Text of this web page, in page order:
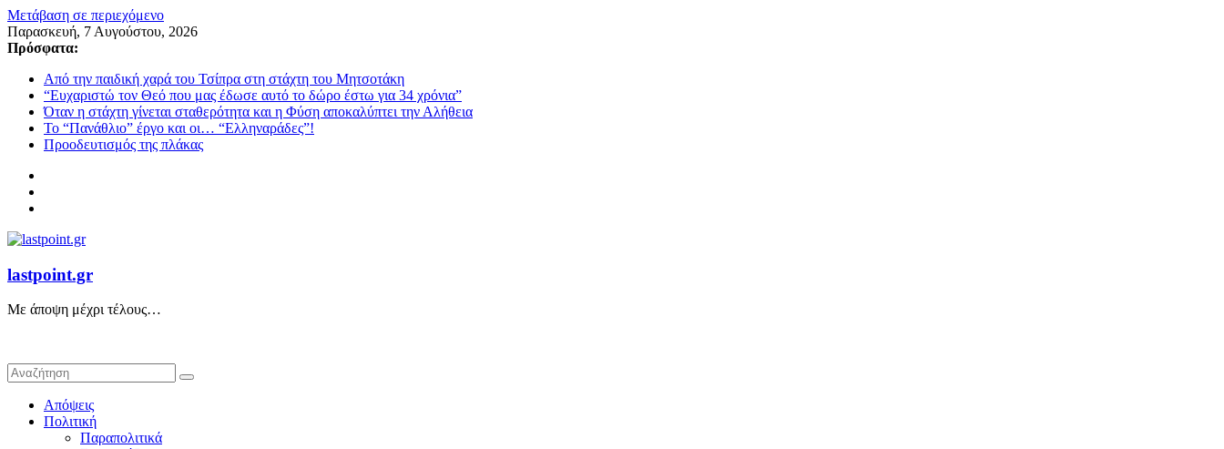
Μετάβαση σε περιεχόμενο
Παρασκευή, 7 Αυγούστου, 2026
Πρόσφατα:
Από την παιδική χαρά του Τσίπρα στη στάχτη του Μητσοτάκη
“Ευχαριστώ τον Θεό που μας έδωσε αυτό το δώρο έστω για 34 χρόνια”
Όταν η στάχτη γίνεται σταθερότητα και η Φύση αποκαλύπτει την Αλήθεια
Το “Πανάθλιο” έργο και οι… “Ελληναράδες”!
Προοδευτισμός της πλάκας
lastpoint.gr
Με άποψη μέχρι τέλους…
Απόψεις
Πολιτική
Παραπολιτικά